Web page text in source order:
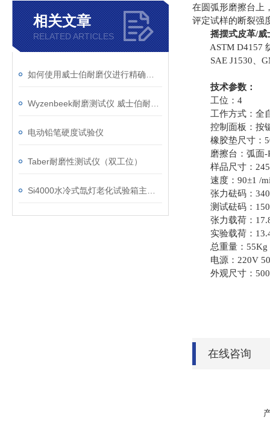
相关文章
RELATED ARTICLES
电动铅笔硬度试验仪
Taber耐磨性测试仪（双工位）
在圆弧形磨擦台上
评定试样的断裂强
摇摆式皮革/
ASTM D4157 纺
SAE J1530、GM
技术参数：
工位：4
工作方式：全
控制面板：按
橡胶垫尺寸：
磨擦台：弧面-
样品尺寸：
速度：90±1 /
张力砝码：
测试砝码：
张力载荷：
实验载荷：
总重量：55Kg
电源：220V
外观尺寸：
在线咨询